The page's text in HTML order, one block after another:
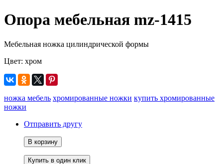
Опора мебельная mz-1415
Мебельная ножка цилиндрической формы
Цвет: хром
ножка мебель хромированные ножки купить хромированные
ножки
Отправить другу
В корзину